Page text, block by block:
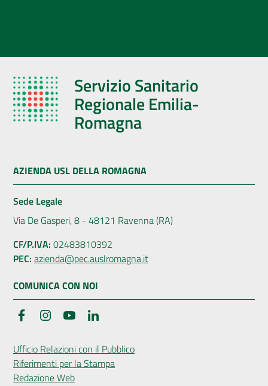
Servizio Sanitario
Regionale Emilia-
Romagna
AZIENDA USL DELLA ROMAGNA
Sede Legale
Via De Gasperi, 8 - 48121 Ravenna (RA)
CF/P.IVA: 02483810392
PEC: azienda@pec.auslromagna.it
COMUNICA CON NOI
FacebookInstagramYouTube
Ufficio Relazioni con il Pubblico
Riferimenti per la Stampa
Redazione Web